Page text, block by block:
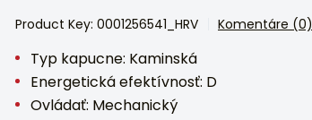
Product Key: 0001256541_HRV Komentáre (0)
Typ kapucne: Kaminská
Energetická efektívnosť: D
Ovládať: Mechanický